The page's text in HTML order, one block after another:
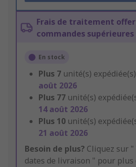
Frais de traitement
commandes supérieures
En stock
Plus 7 unité(s)
août 2026
Plus 77 unité(s)
14 août 2026
Plus 10 unité(s)
21 août 2026
Besoin de plus? Cliquez sur
dates de livraison " pour plus